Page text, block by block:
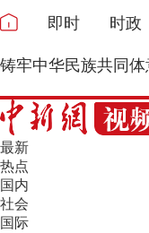
即时 时政
铸牢中华民族共同体
最新
热点
国内
社会
国际